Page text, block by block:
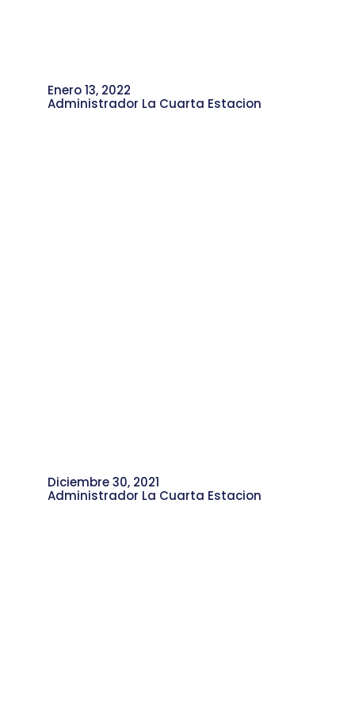
Enero 13, 2022
Administrador La Cuarta Estacion
Diciembre 30, 2021
Administrador La Cuarta Estacion